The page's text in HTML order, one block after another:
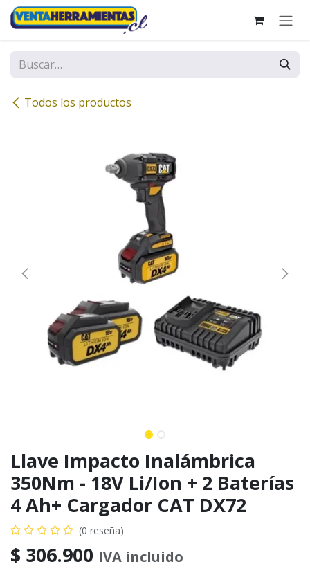
Ir al contenido
Todos los productos
Llave Impacto Inalámbrica
350Nm - 18V Li/Ion + 2 Baterías
4 Ah+ Cargador CAT DX72
(0 reseña)
$ 306.900 IVA incluido